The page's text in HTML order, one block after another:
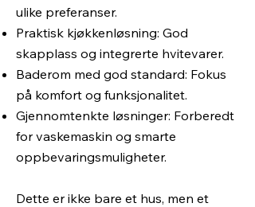
ulike preferanser.
Praktisk kjøkkenløsning: God
skapplass og integrerte hvitevarer.
Baderom med god standard: Fokus
på komfort og funksjonalitet.
Gjennomtenkte løsninger: Forberedt
for vaskemaskin og smarte
oppbevaringsmuligheter.
Dette er ikke bare et hus, men et